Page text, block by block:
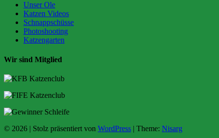
Unser Ole
Katzen Videos
Schnappschüsse
Photoshooting
Katzengarten
Wir sind Mitglied
© 2026 | Stolz präsentiert von WordPress | Theme: Nisarg